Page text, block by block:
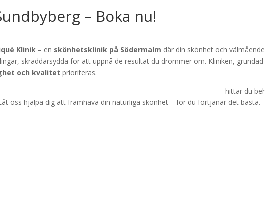
– Boka nu!
Klinik – en skönhetsklinik på Södermalm där din skönhet och
skräddarsydda för att uppnå de resultat du drömmer om. Kliniken,
och kvalitet prioriteras.
hittar du
oss hjälpa dig att framhäva din naturliga skönhet – för du förtjänar det bästa.